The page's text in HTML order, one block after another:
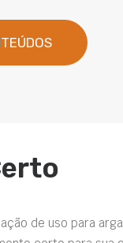
de uso para